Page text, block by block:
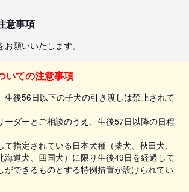
意事項
願いいたします。
いての注意事項
生後56日以下の子犬の引き渡しは禁止されて
ーダーとご相談のうえ、生後57日以降の日程
て指定されている日本犬種（柴犬、秋田犬、
海道犬、四国犬）に限り生後49日を経過して
ができるものとする特例措置が設けられてい